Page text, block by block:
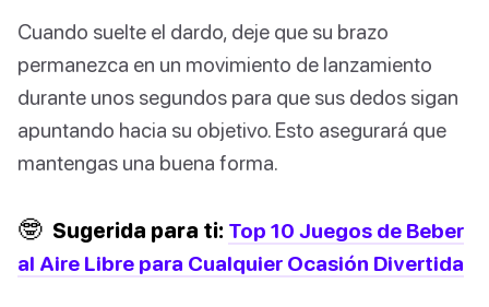
Cuando suelte el dardo, deje que su brazo
permanezca en un movimiento de lanzamiento
durante unos segundos para que sus dedos sigan
apuntando hacia su objetivo. Esto asegurará que
mantengas una buena forma.
🤓 Sugerida para ti: Top 10 Juegos de Beber
al Aire Libre para Cualquier Ocasión Divertida